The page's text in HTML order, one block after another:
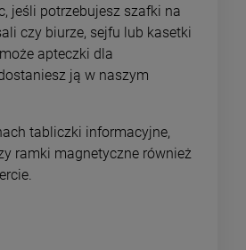
jeśli potrzebujesz szafki na
czy biurze, sejfu lub kasetki
apteczki dla
ją w naszym
tabliczki informacyjne,
ramki magnetyczne również